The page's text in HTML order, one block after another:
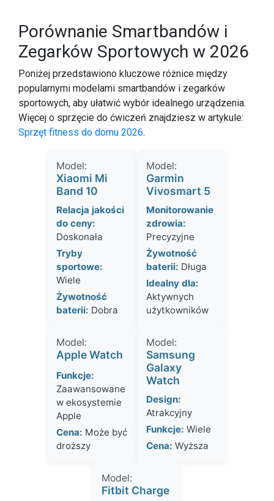
Porównanie Smartbandów i
Zegarków Sportowych w 2026
Poniżej przedstawiono kluczowe różnice między
popularnymi modelami smartbandów i zegarków
sportowych, aby ułatwić wybór idealnego urządzenia.
Więcej o sprzęcie do ćwiczeń znajdziesz w artykule:
Sprzęt fitness do domu 2026.
Model:
Xiaomi Mi
Band 10
Relacja jakości
do ceny:
Doskonała
Tryby
sportowe:
Wiele
Żywotność
baterii: Dobra
Model:
Garmin
Vivosmart 5
Monitorowanie
zdrowia:
Precyzyjne
Żywotność
baterii: Długa
Idealny dla:
Aktywnych
użytkowników
Model:
Apple Watch
Funkcje:
Zaawansowane
w ekosystemie
Apple
Cena: Może być
droższy
Model:
Samsung
Galaxy
Watch
Design:
Atrakcyjny
Funkcje: Wiele
Cena: Wyższa
Model:
Fitbit Charge